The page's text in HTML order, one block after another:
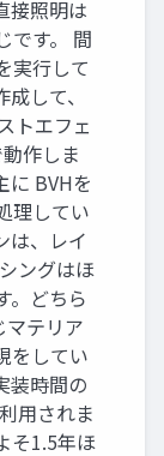
接照明は
です。 間
実行して
して、
トエフェ
作しま
に BVHを
理してい
は、レイ
ングはほ
。どちら
マテリア
をしてい
装時間の
用されま
そ1.5年ほ